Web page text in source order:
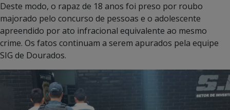
Deste modo, o rapaz de 18 anos foi preso por roubo
majorado pelo concurso de pessoas e o adolescente
apreendido por ato infracional equivalente ao mesmo
crime. Os fatos continuam a serem apurados pela equipe
SIG de Dourados.